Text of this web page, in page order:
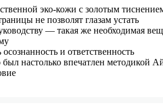
эко-кожи с золотым
не позволят глазам устать
— такая же необходимая
и ответственность
настолько впечатлен методикой